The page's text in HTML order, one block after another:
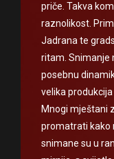
priče. Takva
raznolikost.
Jadrana te
ritam. Snimanje
posebnu
velika
Mnogi mještani
promatrati kako
snimane su u